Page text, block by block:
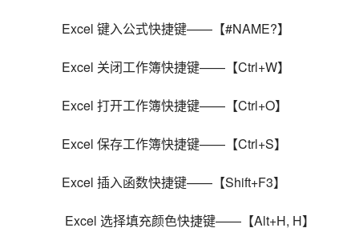
Excel 键入公式快捷键——【#NAME?】
Excel 关闭工作簿快捷键——【Ctrl+W】
Excel 打开工作簿快捷键——【Ctrl+O】
Excel 保存工作簿快捷键——【Ctrl+S】
Excel 插入函数快捷键——【Shift+F3】
Excel 选择填充颜色快捷键——【Alt+H, H】